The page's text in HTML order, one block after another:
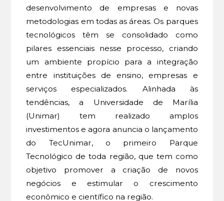
desenvolvimento de empresas e novas
metodologias em todas as áreas. Os parques
tecnológicos têm se consolidado como
pilares essenciais nesse processo, criando
um ambiente propício para a integração
entre instituições de ensino, empresas e
serviços especializados. Alinhada às
tendências, a Universidade de Marília
(Unimar) tem realizado amplos
investimentos e agora anuncia o lançamento
do TecUnimar, o primeiro Parque
Tecnológico de toda região, que tem como
objetivo promover a criação de novos
negócios e estimular o crescimento
econômico e científico na região.